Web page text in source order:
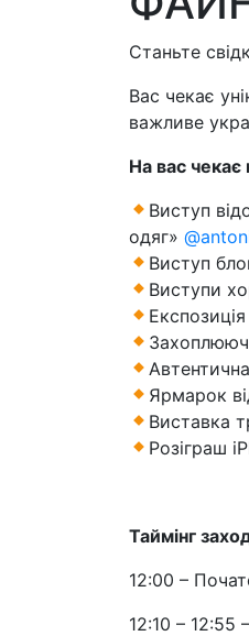
Станьте
Вас чекає
важливе
На вас чекає
Виступ
одяг»
Виступ
Виступи
Ярмарок
Виставка
Розіграш
Таймінг
12:00 –
12:10 – 12:55